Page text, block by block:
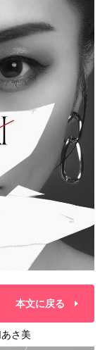
本文に戻る
さ美